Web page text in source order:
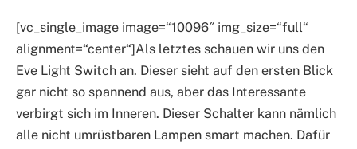
[vc_single_image image=“10096″ img_size=“full“
alignment=“center“]Als letztes schauen wir uns den
Eve Light Switch an. Dieser sieht auf den ersten Blick
gar nicht so spannend aus, aber das Interessante
verbirgt sich im Inneren. Dieser Schalter kann nämlich
alle nicht umrüstbaren Lampen smart machen. Dafür